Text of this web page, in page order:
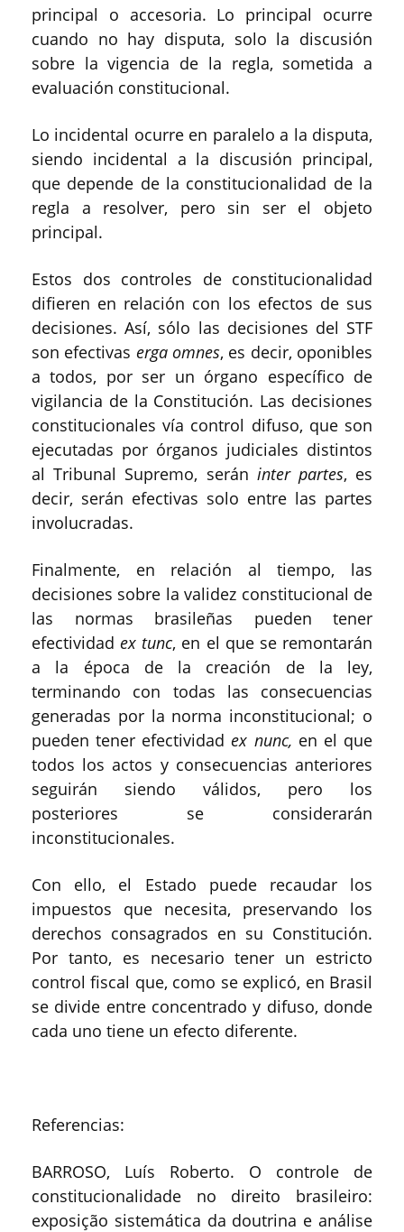
principal o accesoria. Lo principal ocurre
cuando no hay disputa, solo la discusión
sobre la vigencia de la regla, sometida a
evaluación constitucional.
Lo incidental ocurre en paralelo a la disputa,
siendo incidental a la discusión principal,
que depende de la constitucionalidad de la
regla a resolver, pero sin ser el objeto
principal.
Estos dos controles de constitucionalidad
difieren en relación con los efectos de sus
decisiones. Así, sólo las decisiones del STF
son efectivas erga omnes, es decir, oponibles
a todos, por ser un órgano específico de
vigilancia de la Constitución. Las decisiones
constitucionales vía control difuso, que son
ejecutadas por órganos judiciales distintos
al Tribunal Supremo, serán inter partes, es
decir, serán efectivas solo entre las partes
involucradas.
Finalmente, en relación al tiempo, las
decisiones sobre la validez constitucional de
las normas brasileñas pueden tener
efectividadex tunc, en el que se remontarán
a la época de la creación de la ley,
terminando con todas las consecuencias
generadas por la norma inconstitucional; o
pueden tener efectividadex nunc, en el que
todos los actos y consecuencias anteriores
seguirán siendo válidos, pero los
posteriores se considerarán
inconstitucionales.
Con ello, el Estado puede recaudar los
impuestos que necesita, preservando los
derechos consagrados en su Constitución.
Por tanto, es necesario tener un estricto
control fiscal que, como se explicó, en Brasil
se divide entre concentrado y difuso, donde
cada uno tiene un efecto diferente.
Referencias:
BARROSO, Luís Roberto. O controle de
constitucionalidade no direito brasileiro:
exposição sistemática da doutrina e análise